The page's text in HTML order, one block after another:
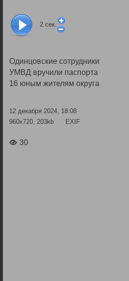
2 сек.
Одинцовские сотрудники
УМВД вручили паспорта
16 юным жителям округа
12 декабря 2024, 18:08
960x720, 203kb
EXIF
30